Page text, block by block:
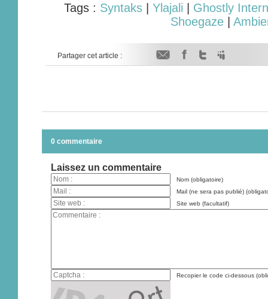
Tags : Syntaks Ylajali
Ghostly
Shoegaze
Partager cet article :
0 commentaire
Laissez un commentaire
Nom (obligatoire)
Mail (ne sera pas publié)
Site web (facultatif)
Recopier le code ci-dessous